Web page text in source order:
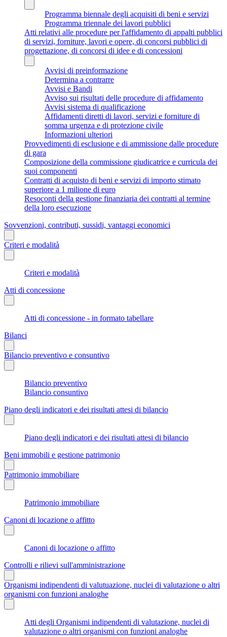
Programma biennale degli acquisiti di beni e servizi
Programma triennale dei lavori pubblici
Atti relativi alle procedure per l'affidamento di appalti pubblici
di servizi, forniture, lavori e opere, di concorsi pubblici di
progettazione, di concorsi di idee e di concessioni
Avvisi di preinformazione
Determina a contrarre
Avvisi e Bandi
Avviso sui risultati delle procedure di affidamento
Avvisi sistema di qualificazione
Affidamenti diretti di lavori, servizi e forniture di
somma urgenza e di protezione civile
Informazioni ulteriori
Provvedimenti di esclusione e di ammissione dalle procedure
di gara
Composizione della commissione giudicatrice e curricula dei
suoi componenti
Contratti di acquisto di beni e servizi di importo stimato
superiore a 1 milione di euro
Resoconti della gestione finanziaria dei contratti al termine
della loro esecuzione
Sovvenzioni, contributi, sussidi, vantaggi economici
Criteri e modalità
Criteri e modalità
Atti di concessione
Atti di concessione - in formato tabellare
Bilanci
Bilancio preventivo e consuntivo
Bilancio preventivo
Bilancio consuntivo
Piano degli indicatori e dei risultati attesi di bilancio
Piano degli indicatori e dei risultati attesi di bilancio
Beni immobili e gestione patrimonio
Patrimonio immobiliare
Patrimonio immobiliare
Canoni di locazione o affitto
Canoni di locazione o affitto
Controlli e rilievi sull'amministrazione
Organismi indipendenti di valutuazione, nuclei di valutazione o altri
organismi con funzioni analoghe
Atti degli Organismi indipendenti di valutazione, nuclei di
valutazione o altri organismi con funzioni analoghe